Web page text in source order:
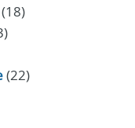
(22)